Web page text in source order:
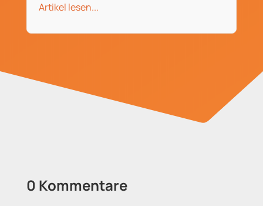
Artikel lesen...
0 Kommentare